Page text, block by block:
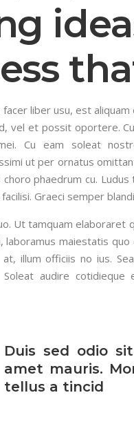
facer liber usu, est
vel et possit oportere.
Cu eam soleat
ut per ornatus
choro phaedrum cu.
Graeci semper
Ut tamquam
laboramus maiestatis
illum officiis no ius.
Soleat audire
Duis sed odio
amet mauris.
tellus a tincid